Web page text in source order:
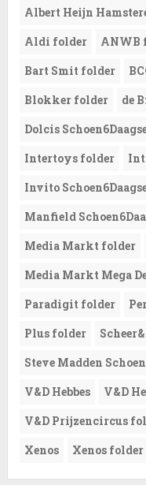
Albert Heijn
Aldi folder
ANWB
Bart Smit folder
Blokker folder
de
Dolcis
Intertoys folder
Invito
Manfield
Media Markt folder
Media Markt Mega
Paradigit folder
Plus folder
Steve Madden
V&D Hebbes
V&D
V&D Prijzencircus
Xenos
Xenos folder